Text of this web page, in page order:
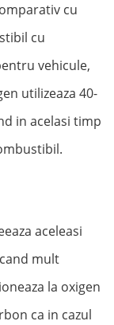
cu
cu
vehicule,
utilizeaza 40-
in acelasi timp
aceleasi
mult
la oxigen
ca in cazul